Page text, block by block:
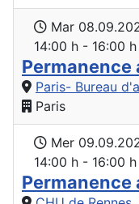
Mar
14:00 h - 16:00 h
Permanence
Paris- Bureau
Paris
Mer
14:00 h - 16:00 h
Permanence